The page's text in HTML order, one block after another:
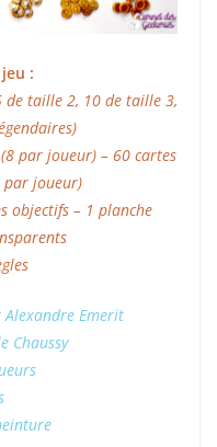
:
taille 2, 10 de taille 3,
par joueur) – 60 cartes
par joueur)
objectifs – 1 planche
Emerit
Chaussy